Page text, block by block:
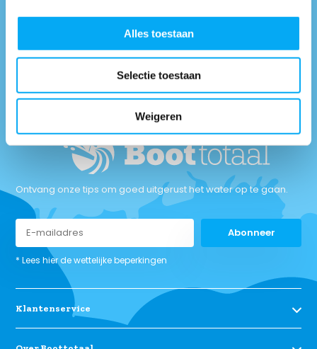
Alles toestaan
Selectie toestaan
Weigeren
Maandag t/m vrijdag tussen: 9:00 uur tot 17:00 uur
Neem contact met
ons op
Ontvang onze tips om goed uitgerust het water op te gaan.
Abonneer
* Lees hier de wettelijke beperkingen
Klantenservice